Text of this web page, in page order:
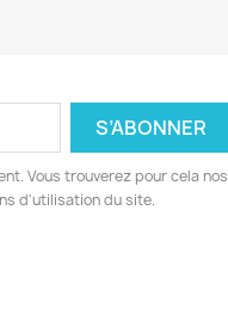
Vous trouverez pour cela nos
d'utilisation du site.